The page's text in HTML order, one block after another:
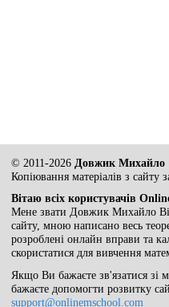
© 2011-2026 Довжик Михайло
Копіювання матеріалів з сайту
Вітаю всіх користувачів
Мене звати Довжик Михайло
сайту, мною написано весь
розроблені онлайн вправи та
скористатися для вивчення
Якщо Ви бажаєте зв'язатися зі
бажаєте допомогти розвитку
support@onlinemschool.com